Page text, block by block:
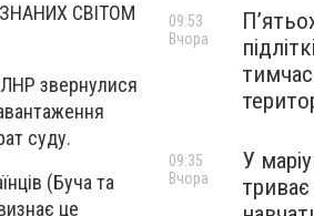
СВІТОМ
звернулися
суду.
(Буча та
це
09:53
Вчора
У
триває
09:35
Вчора